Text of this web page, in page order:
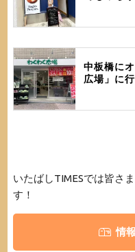
中板橋に
広場」に
いたばしTIMESでは皆さ
す！
情